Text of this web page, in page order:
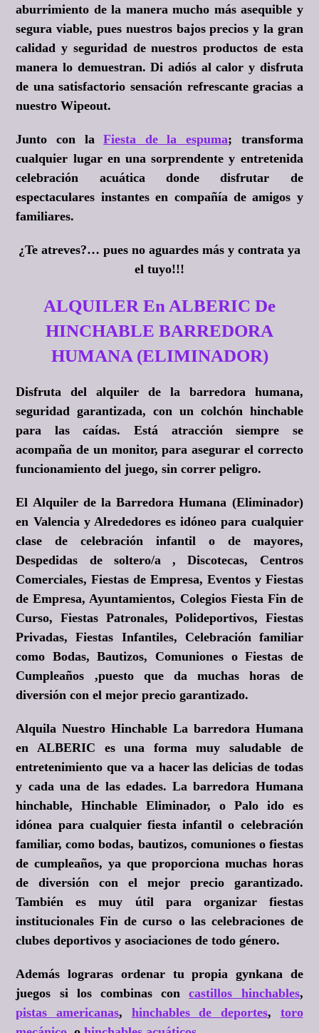
aburrimiento de la manera mucho más asequible y
segura viable, pues nuestros bajos precios y la gran
calidad y seguridad de nuestros productos de esta
manera lo demuestran. Di adiós al calor y disfruta
de una satisfactorio sensación refrescante gracias a
nuestro Wipeout.
Junto con laFiesta de la espuma; transforma
cualquier lugar en una sorprendente y entretenida
celebración acuática donde disfrutar de
espectaculares instantes en compañía de amigos y
familiares.
¿Te atreves?… pues no aguardes más y contrata ya
el tuyo!!!
ALQUILER En ALBERIC De
HINCHABLE BARREDORA
HUMANA (ELIMINADOR)
Disfruta del alquiler de la barredora humana,
seguridad garantizada, con un colchón hinchable
para las caídas. Está atracción siempre se
acompaña de un monitor, para asegurar el correcto
funcionamiento del juego, sin correr peligro.
El Alquiler de la Barredora Humana (Eliminador)
en Valencia y Alrededores es idóneo para cualquier
clase de celebración infantil o de mayores,
Despedidas de soltero/a , Discotecas, Centros
Comerciales, Fiestas de Empresa, Eventos y Fiestas
de Empresa, Ayuntamientos, Colegios Fiesta Fin de
Curso, Fiestas Patronales, Polideportivos, Fiestas
Privadas, Fiestas Infantiles, Celebración familiar
como Bodas, Bautizos, Comuniones o Fiestas de
Cumpleaños ,puesto que da muchas horas de
diversión con el mejor precio garantizado.
Alquila Nuestro Hinchable La barredora Humana
en ALBERIC es una forma muy saludable de
entretenimiento que va a hacer las delicias de todas
y cada una de las edades. La barredora Humana
hinchable, Hinchable Eliminador, o Palo ido es
idónea para cualquier fiesta infantil o celebración
familiar, como bodas, bautizos, comuniones o fiestas
de cumpleaños, ya que proporciona muchas horas
de diversión con el mejor precio garantizado.
También es muy útil para organizar fiestas
institucionales Fin de curso o las celebraciones de
clubes deportivos y asociaciones de todo género.
Además lograras ordenar tu propia gynkana de
juegos si los combinas concastillos hinchables,
pistas americanas, hinchables de deportes, toro